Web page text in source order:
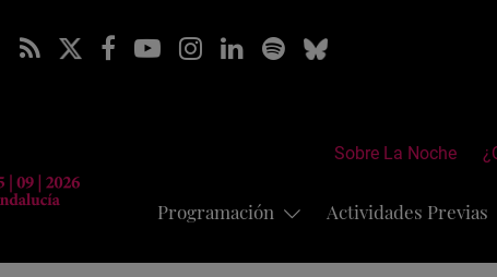
Sobre La Noche
Programación Actividades Previas